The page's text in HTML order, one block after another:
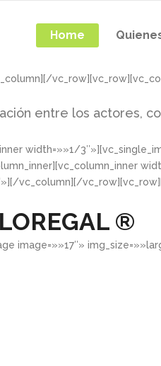
Home
entre los actores,
width=»»1/
vc_column][/
®
image=»»17″»